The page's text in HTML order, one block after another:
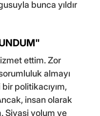
bunca yıldır
ettim. Zor
almayı
politikacıyım,
insan olarak
Siyasi yolum ve